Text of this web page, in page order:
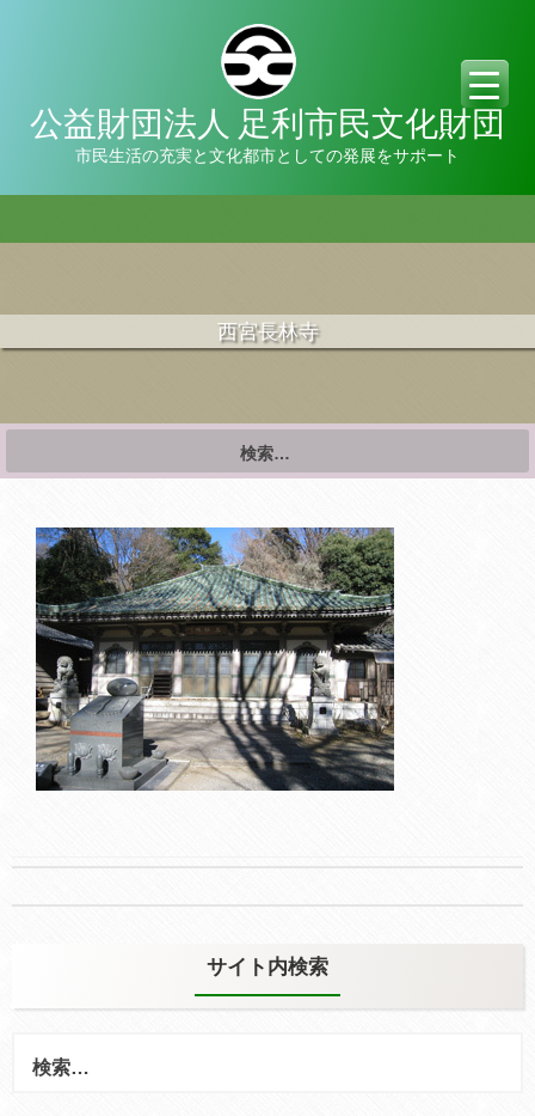
公益財団法人 足利市民文化財団
市民生活の充実と文化都市としての発展をサポート
西宮長林寺
navigation
サイト内検索
索: